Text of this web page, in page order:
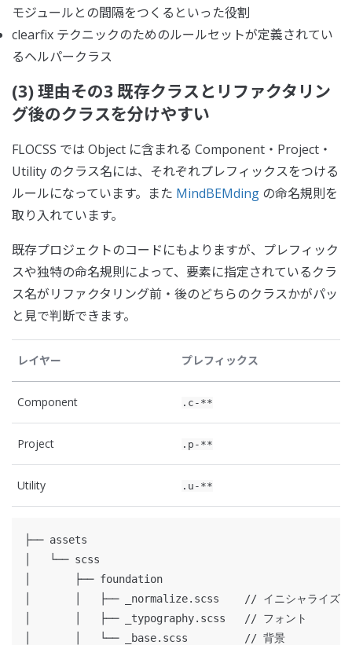
モジュールとの間隔をつくるといった役割
clearfix テクニックのためのルールセットが定義されてい
るヘルパークラス
(3) 理由その3 既存クラスとリファクタリン
グ後のクラスを分けやすい
FLOCSS では Object に含まれる Component・Project・
Utility のクラス名には、それぞれプレフィックスをつける
ルールになっています。また MindBEMding の命名規則を
取り入れています。
既存プロジェクトのコードにもよりますが、プレフィック
スや独特の命名規則によって、要素に指定されているクラ
ス名がリファクタリング前・後のどちらのクラスかがパッ
と見で判断できます。
レイヤー プレフィックス
Component .c-**
Project .p-**
Utility .u-**
├── assets
│   └── scss
│       ├── foundation
│       │   ├── _normalize.scss    // イニシャライズ
│       │   ├── _typography.scss   // フォント
│       │   └── _base.scss         // 背景